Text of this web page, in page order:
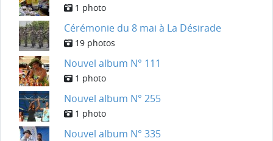
1 photo
Cérémonie du 8 mai à La Désirade
19 photos
Nouvel album N° 111
1 photo
Nouvel album N° 255
1 photo
Nouvel album N° 335